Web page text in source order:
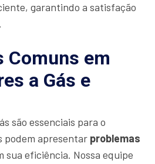
garantindo a satisfação
Comuns em
a Gás e
são essenciais para o
podem apresentar problemas
sua eficiência. Nossa equipe